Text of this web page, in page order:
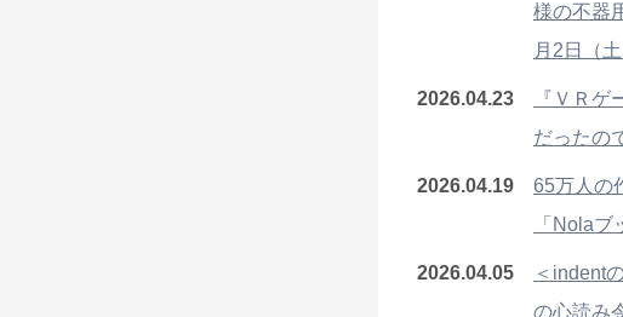
様の不器
月2日（
2026.04.23
『ＶＲ
だったの
2026.04.19
65万人の
「Nola
2026.04.05
＜indent
の心読み